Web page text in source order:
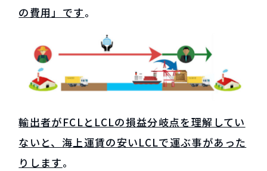
の費用」です。
輸出者がFCLとLCLの損益分岐点を理解してい
ないと、海上運賃の安いLCLで運ぶ事があった
りします。